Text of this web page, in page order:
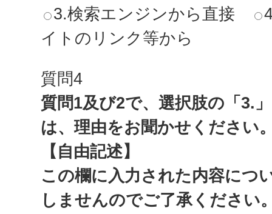
3.検索エンジンから直接
イトのリンク等から
質問4
質問1及び2で、選択肢の「3.
は、理由をお聞かせください
【自由記述】
この欄に入力された内容につ
しませんのでご了承ください